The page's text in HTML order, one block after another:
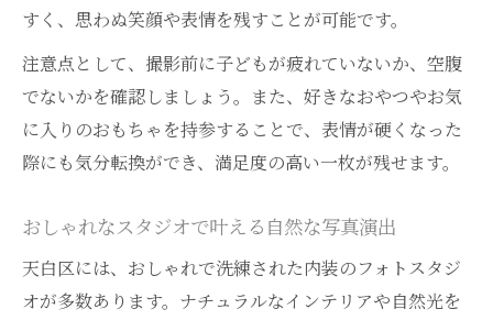
すく、思わぬ笑顔や表情を残すことが可能です。
注意点として、撮影前に子どもが疲れていないか、空腹
でないかを確認しましょう。また、好きなおやつやお気
に入りのおもちゃを持参することで、表情が硬くなった
際にも気分転換ができ、満足度の高い一枚が残せます。
おしゃれなスタジオで叶える自然な写真演出
天白区には、おしゃれで洗練された内装のフォトスタジ
オが多数あります。ナチュラルなインテリアや自然光を